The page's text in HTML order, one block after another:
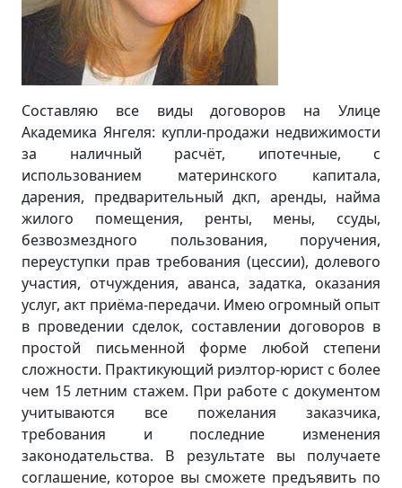
Составляю все виды договоров на Улице
Академика Янгеля: купли-продажи недвижимости
за наличный расчёт, ипотечные, с
использованием материнского капитала,
дарения, предварительный дкп, аренды, найма
жилого помещения, ренты, мены, ссуды,
безвозмездного пользования, поручения,
переуступки прав требования (цессии), долевого
участия, отчуждения, аванса, задатка, оказания
услуг, акт приёма-передачи. Имею огромный опыт
в проведении сделок, составлении договоров в
простой письменной форме любой степени
сложности. Практикующий риэлтор-юрист с более
чем 15 летним стажем. При работе с документом
учитываются все пожелания заказчика,
требования и последние изменения
законодательства. В результате вы получаете
соглашение, которое вы сможете предъявить по